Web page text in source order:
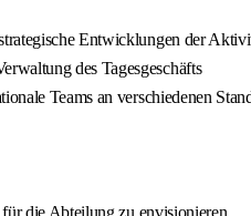
Entwicklungen der
des Tagesgeschäfts
Teams an verschiedenen